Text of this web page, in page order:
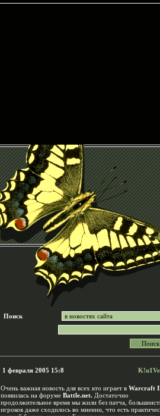
Поиск
1 февраля 2005 15:8
Очень важная новость для всех кто играет в Warcraft
появилась на форуме Battle.net. Достаточно
продолжительное время мы жили без патча,
игроков даже сходилось во мнении, что есть